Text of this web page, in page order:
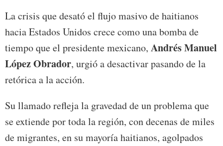
La crisis que desató el flujo masivo de haitianos
hacia Estados Unidos crece como una bomba de
tiempo que el presidente mexicano, Andrés Manuel
López Obrador, urgió a desactivar pasando de la
retórica a la acción.
Su llamado refleja la gravedad de un problema que
se extiende por toda la región, con decenas de miles
de migrantes, en su mayoría haitianos, agolpados